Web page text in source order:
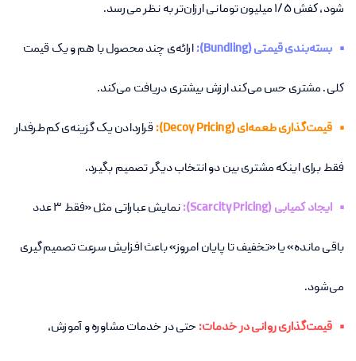
شود، کفش ۱/۵ میلیون تومانی ارزان‌تر به نظر می‌رسد.
• بسته‌بندی قیمتی (Bundling): ارائه‌ی چند محصول با هم و یک قیمت
کلی. مشتری حس می‌کند ارزش بیشتری دریافت می‌کند.
• قیمت‌گذاری طعمه‌ای (Decoy Pricing): قراردادن یک گزینه‌ی کم‌طرفدار
فقط برای اینکه مشتری بین دو انتخاب دیگر تصمیم بگیرد.
• ایجاد کمیابی (Scarcity Pricing): نمایش عباراتی مثل «فقط ۳ عدد
باقی مانده» یا «تخفیف تا پایان امروز» باعث افزایش سرعت تصمیم‌گیری
می‌شود.
• قیمت‌گذاری روانی در خدمات:حتی در خدمات مشاوره و آموزش،